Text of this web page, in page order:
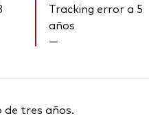
Tracking error a 5
años
—
tres años.